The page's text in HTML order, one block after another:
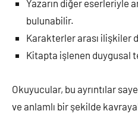
Yazarın diğer eserleriyle
bulunabilir.
Karakterler arası ilişkiler
Kitapta işlenen duygusal
Okuyucular, bu ayrıntılar
ve anlamlı bir şekilde